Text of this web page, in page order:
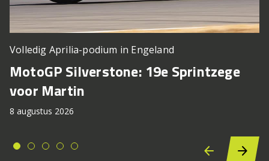
Volledig Aprilia-podium in Engeland
MotoGP Silverstone: 19e Sprintzege
voor Martin
8 augustus 2026